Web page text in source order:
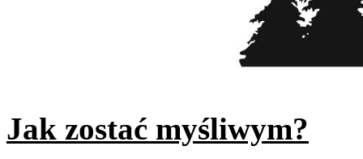
Jak zostać myśliwym?